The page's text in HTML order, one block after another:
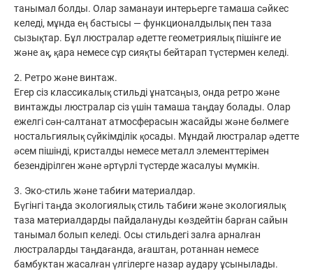
танымал болды. Олар заманауи интерьерге тамаша сәйкес
келеді, мұнда ең бастысы — функционалдылық пен таза
сызықтар. Бұл люстралар әдетте геометриялық пішінге ие
және ақ, ​​қара немесе сұр сияқты бейтарап түстермен келеді.
2. Ретро және винтаж.
Егер сіз классикалық стильді ұнатсаңыз, онда ретро және
винтажды люстралар сіз үшін тамаша таңдау болады. Олар
ежелгі сән-салтанат атмосферасын жасайды және бөлмеге
ностальгиялық сүйкімділік қосады. Мұндай люстралар әдетте
әсем пішінді, кристалды немесе металл элементтерімен
безендірілген және әртүрлі түстерде жасалуы мүмкін.
3. Эко-стиль және табиғи материалдар.
Бүгінгі таңда экологиялық стиль табиғи және экологиялық
таза материалдарды пайдалануды көздейтін барған сайын
танымал болып келеді. Осы стильдегі залға арналған
люстраларды таңдағанда, ағаштан, ротаннан немесе
бамбуктан жасалған үлгілерге назар аудару ұсынылады.